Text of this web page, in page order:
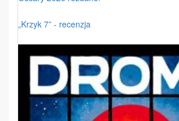
„Krzyk 7” - recenzja